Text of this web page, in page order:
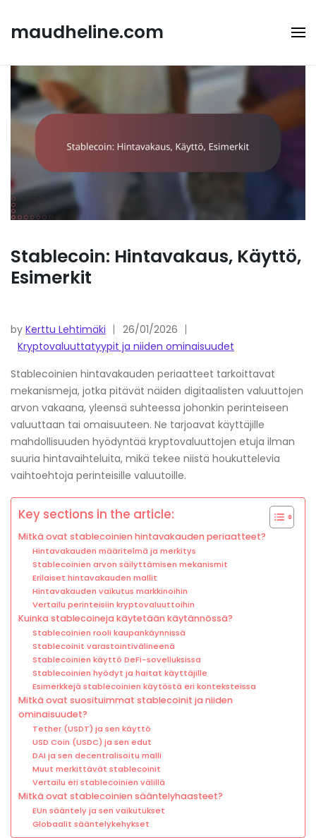
content
maudheline.com
Stablecoin: Hintavakaus, Käyttö,
Esimerkit
by Kerttu Lehtimäki
26/01/2026
Kryptovaluuttatyypit ja niiden ominaisuudet
Stablecoinien hintavakauden periaatteet tarkoittavat
mekanismeja, jotka pitävät näiden digitaalisten valuuttojen
arvon vakaana, yleensä suhteessa johonkin perinteiseen
valuuttaan tai omaisuuteen. Ne tarjoavat käyttäjille
mahdollisuuden hyödyntää kryptovaluuttojen etuja ilman
suuria hintavaihteluita, mikä tekee niistä houkuttelevia
vaihtoehtoja perinteisille valuutoille.
Key sections in the article:
Mitkä ovat stablecoinien hintavakauden periaatteet?
Hintavakauden määritelmä ja merkitys
Stablecoinien arvon säilyttämisen mekanismit
Erilaiset hintavakauden mallit
Hintavakauden vaikutus markkinoihin
Vertailu perinteisiin kryptovaluuttoihin
Kuinka stablecoineja käytetään käytännössä?
Stablecoinien rooli kaupankäynnissä
Stablecoinit varastointivälineenä
Stablecoinien käyttö DeFi-sovelluksissa
Stablecoinien hyödyt ja haitat käyttäjille
Esimerkkejä stablecoinien käytöstä eri konteksteissa
Mitkä ovat suosituimmat stablecoinit ja niiden
ominaisuudet?
Tether (USDT) ja sen käyttö
USD Coin (USDC) ja sen edut
DAI ja sen decentralisoitu malli
Muut merkittävät stablecoinit
Vertailu eri stablecoinien välillä
Mitkä ovat stablecoinien sääntelyhaasteet?
EUn sääntely ja sen vaikutukset
Globaalit sääntelykehykset